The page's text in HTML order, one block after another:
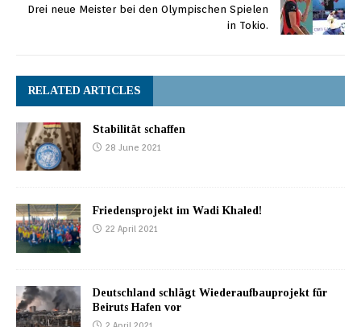
Drei neue Meister bei den Olympischen Spielen
in Tokio.
RELATED ARTICLES
Stabilität schaffen
28 June 2021
Friedensprojekt im Wadi Khaled!
22 April 2021
Deutschland schlägt Wiederaufbauprojekt für
Beiruts Hafen vor